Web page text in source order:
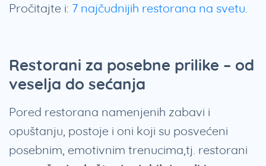
Pročitajte i: 7 najčudnijih restorana na svetu.
Restorani za posebne prilike – od
veselja do sećanja
Pored restorana namenjenih zabavi i
opuštanju, postoje i oni koji su posvećeni
posebnim, emotivnim trenucima,tj. restorani